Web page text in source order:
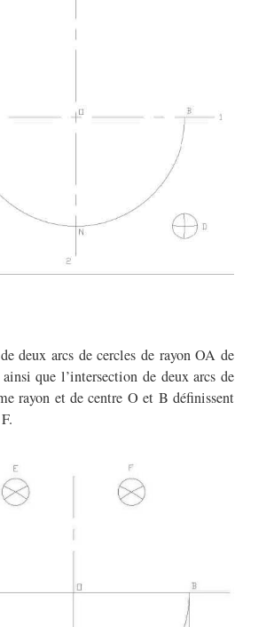
deux arcs de cercles de rayon OA de
que l’intersection de deux arcs de
rayon et de centre O et B définissent